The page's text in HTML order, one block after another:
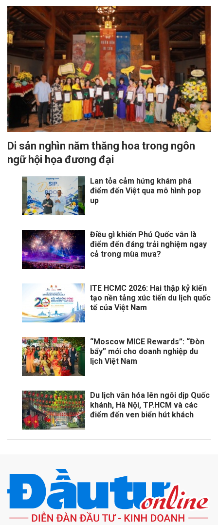
Di sản nghìn năm thăng hoa trong ngôn
ngữ hội họa đương đại
Lan tỏa cảm hứng khám phá
điểm đến Việt qua mô hình pop
up
Điều gì khiến Phú Quốc vẫn là
điểm đến đáng trải nghiệm ngay
cả trong mùa mưa?
ITE HCMC 2026: Hai thập kỷ kiến
tạo nền tảng xúc tiến du lịch quốc
tế của Việt Nam
“Moscow MICE Rewards”: “Đòn
bẩy” mới cho doanh nghiệp du
lịch Việt Nam
Du lịch văn hóa lên ngôi dịp Quốc
khánh, Hà Nội, TP.HCM và các
điểm đến ven biển hút khách